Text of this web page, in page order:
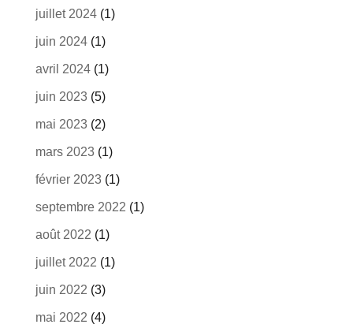
juillet 2024(1)
juin 2024(1)
avril 2024(1)
juin 2023(5)
mai 2023(2)
mars 2023(1)
février 2023(1)
septembre 2022 (1)
août 2022 (1)
juillet 2022 (1)
juin 2022 (3)
mai 2022 (4)